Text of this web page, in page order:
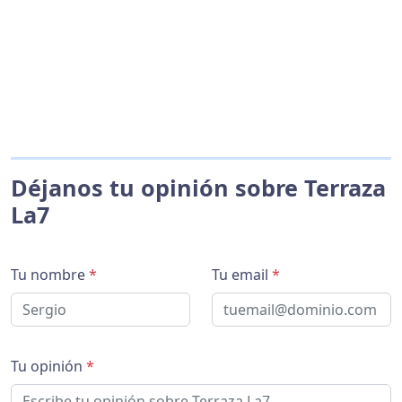
Déjanos tu opinión sobre Terraza
La7
Tu nombre* Tu email *
Tu opinión *